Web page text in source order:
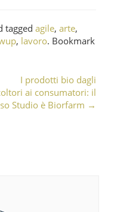
tagged agile, arte,
, lavoro. Bookmark
I prodotti bio dagli
ai consumatori: il
Studio è Biorfarm →